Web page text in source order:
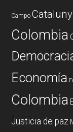
Campo
Colombia
Economía
Colombia
Justicia de paz